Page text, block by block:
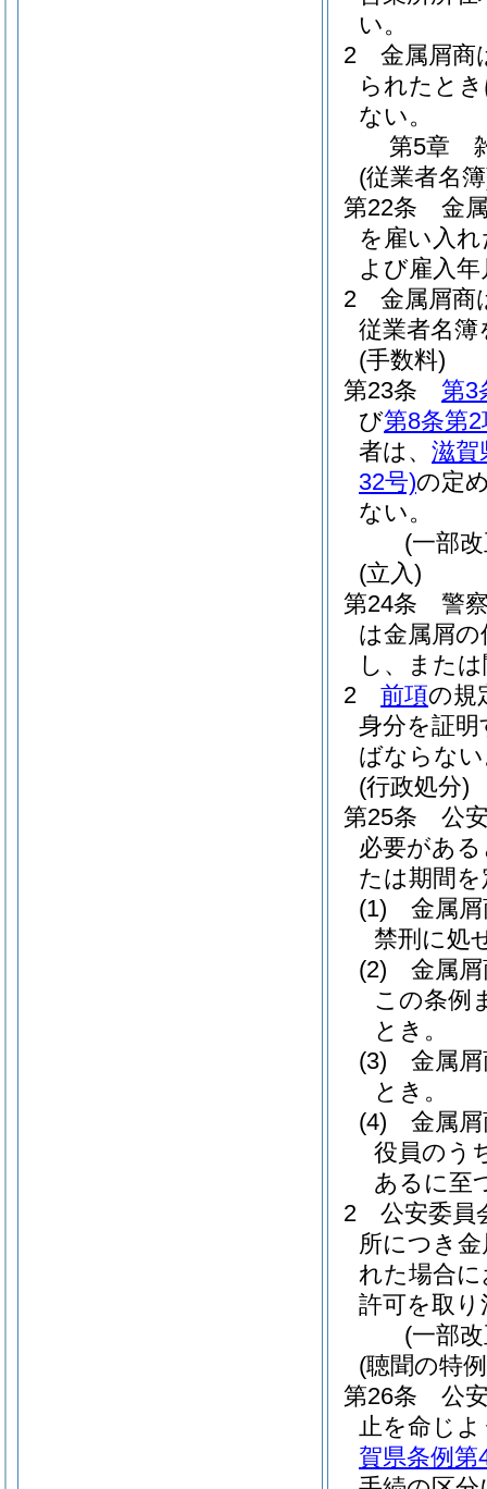
い。
2
金属屑商
られたと
ない。
第5章
(従業者名
第22条
金
を雇い入
よび雇入
2
金属屑商
従業者名
(手数料)
第23条
第3
び第8条第2
者は、 滋賀
32号)の定
ない。
(一部
(立入)
第24条
警
は金属屑
し、また
2
前項の規
身分を証
ばならな
(行政処分)
第25条
公
必要があ
たは期間
(1)
金属
禁刑に処
(2)
金属
この条例
とき。
(3)
金属
とき。
(4)
金属
役員のう
あるに至
2
公安委員
所につき
れた場合
許可を取
(一部
(聴聞の特
第26条
公
止を命じ
賀県条例第